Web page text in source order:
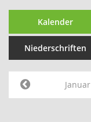
Kalender
Niederschriften
Januar